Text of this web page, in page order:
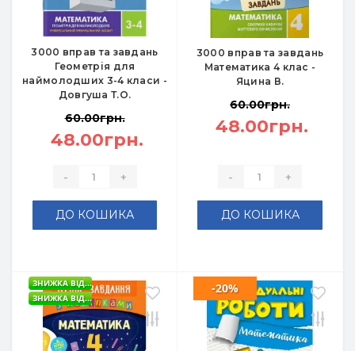
3000 вправ та завдань
Геометрія для
наймолодших 3-4 класи -
Довгуша Т.О.
60.00грн.
48.00грн.
- +
ДО КОШИКА
3000 вправ та завдань
Математика 4 клас -
Яцина В.
60.00грн.
48.00грн.
- +
ДО КОШИКА
ЗНИЖКА ВІД...
ЗНИЖКА ВІД...
-20%